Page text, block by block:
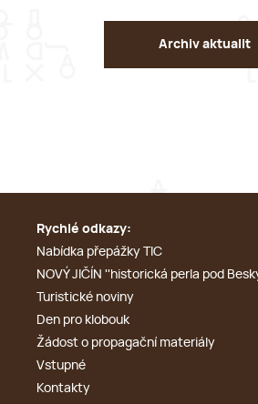
Archiv aktualit
Rychlé odkazy:
Nabídka přepážky TIC
NOVÝ JIČÍN ''historická perla pod
Turistické noviny
Den pro klobouk
Žádost o propagační materiály
Vstupné
Kontakty